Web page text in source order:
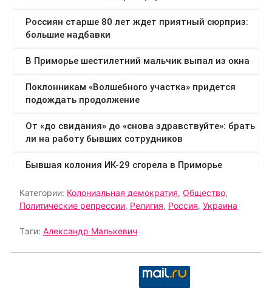
Категории: Колониальная демократия, Общество,
Политические репрессии, Религия, Россия, Украина
Тэги: Александр Малькевич